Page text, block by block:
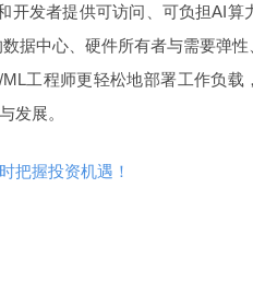
开发者提供可访问、可负担AI
据中心、硬件所有者与需要弹
工程师更轻松地部署工作负
发展。
把握投资机遇！